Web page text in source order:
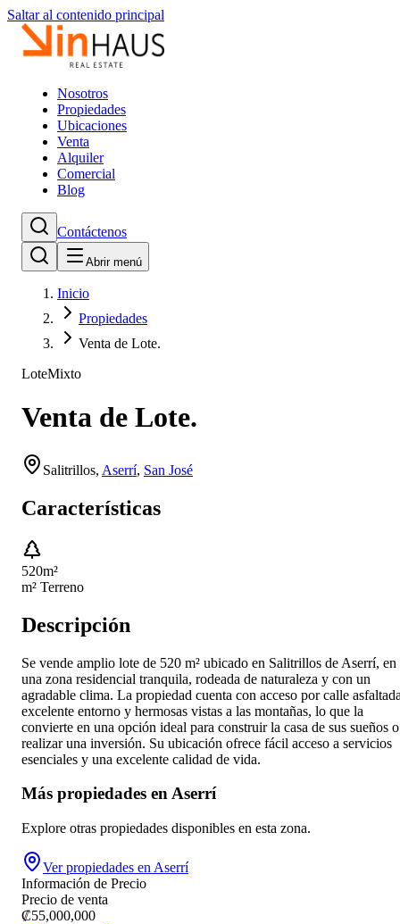
Saltar al contenido principal
Nosotros
Propiedades
Ubicaciones
Venta
Alquiler
Comercial
Blog
Contáctenos
Abrir menú
Inicio
Propiedades
Venta de Lote.
LoteMixto
Venta de Lote.
Salitrillos, Aserrí, San José
Características
520m²
m² Terreno
Descripción
Se vende amplio lote de 520 m² ubicado en Salitrillos de Aserrí, en
una zona residencial tranquila, rodeada de naturaleza y con un
agradable clima. La propiedad cuenta con acceso por calle
excelente entorno y hermosas vistas a las montañas, lo que la
convierte en una opción ideal para construir la casa de sus sueños o
realizar una inversión. Su ubicación ofrece fácil acceso a servicios
esenciales y una excelente calidad de vida.
Más propiedades enAserrí
Explore otras propiedades disponibles en esta zona.
Ver propiedades en Aserrí
Información de Precio
Precio de venta
₡55,000,000